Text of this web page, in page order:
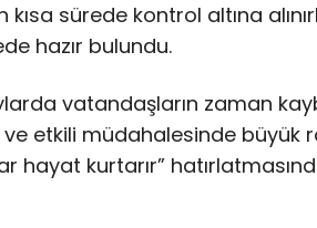
kısa sürede kontrol altına
hazır bulundu.
vatandaşların zaman
ve etkili müdahalesinde büyük
hayat kurtarır”